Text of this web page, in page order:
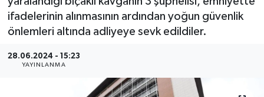
ifadelerinin alınmasının ardından yoğun güvenlik
önlemleri altında adliyeye sevk edildiler.
28.06.2024 - 15:23
YAYINLANMA
Ekonomi
Gazipaşa
Haber Arşivi